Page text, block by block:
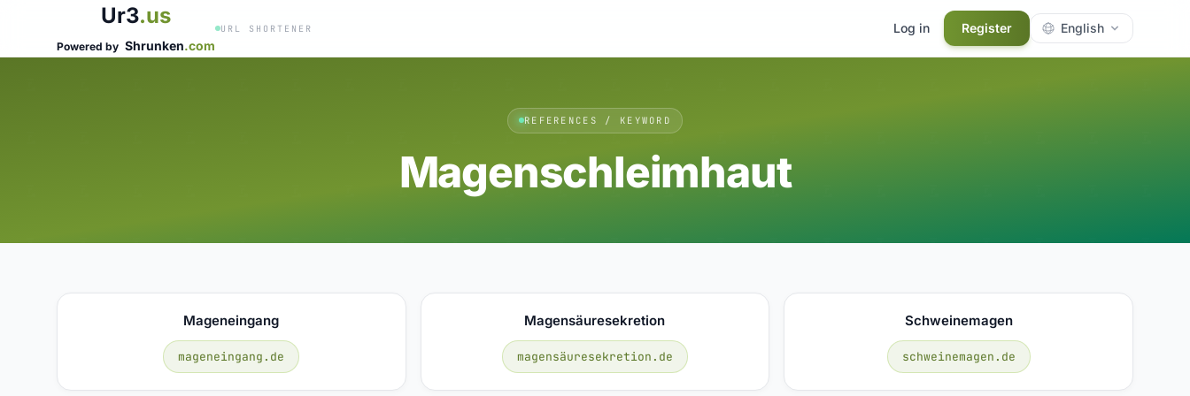
Ur3.us
Powered by Shrunken.com
URL SHORTENER Log in Register English
REFERENCES / KEYWORD
Magenschleimhaut
Mageneingang
mageneingang.de
Magensäuresekretion
magensäuresekretion.de
Schweinemagen
schweinemagen.de